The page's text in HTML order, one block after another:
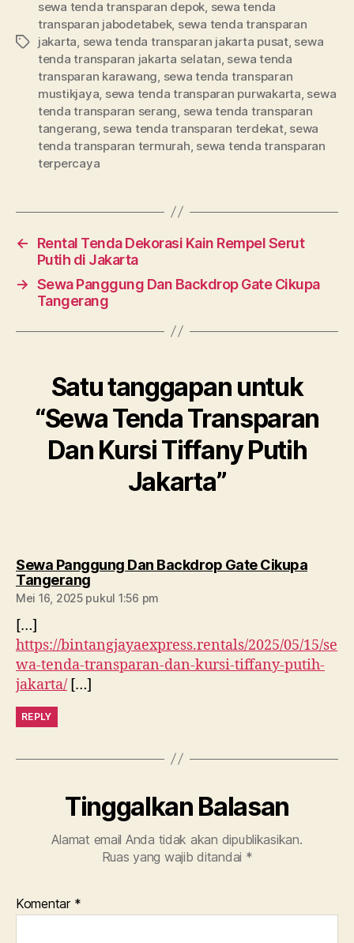
Tag
sewa tenda transparan depok sewa tenda
transparan jabodetabek, sewa tenda transparan
jakarta sewa tenda transparan jakarta pusat, sewa
tenda transparan jakarta selatan sewa tenda
transparan karawang sewa tenda transparan
mustikjaya sewa tenda transparan purwakarta sewa
tenda transparan serang sewa tenda transparan
tangerang sewa tenda transparan terdekat, sewa
tenda transparan termurah sewa tenda transparan
terpercaya
←
Rental Tenda Dekorasi Kain Rempel Serut
Putih di Jakarta
→ Sewa Panggung Dan Backdrop Gate Cikupa
Tangerang
Satu tanggapan untuk
“Sewa Tenda Transparan
Dan Kursi Tiffany Putih
Jakarta”
Sewa Panggung Dan Backdrop Gate Cikupa
Tangerangberkomentar:
Mei 16, 2025 pukul 1:56 pm
[…]
https://bintangjayaexpress.rentals/2025/05/15/se
wa-tenda-transparan-dan-kursi-tiffany-putih-
jakarta/ […]
REPLY
Tinggalkan Balasan
Alamat email Anda tidak akan dipublikasikan.
Ruas yang wajib ditandai *
Komentar *